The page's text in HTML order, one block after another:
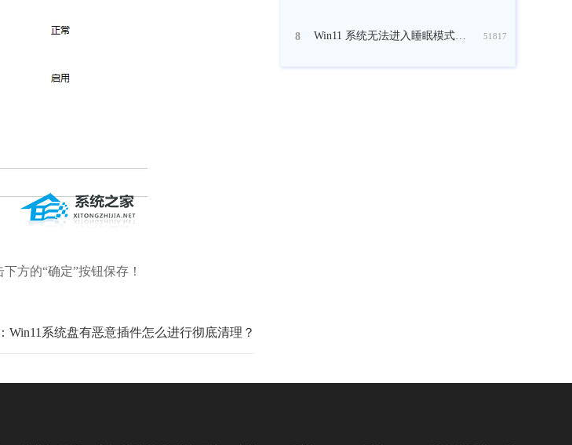
方的“确定”按钮保存！
Win11系统盘有恶意插件怎么进行彻底清理？
8 Win11 系统无法进入睡眠模式怎么修复？ 51817